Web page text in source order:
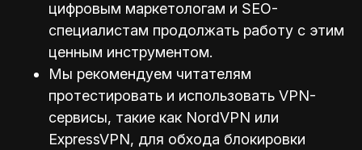
цифровым маркетологам и SEO-
специалистам продолжать работу с этим
ценным инструментом.
Мы рекомендуем читателям
протестировать и использовать VPN-
сервисы, такие как NordVPN или
ExpressVPN, для обхода блокировки